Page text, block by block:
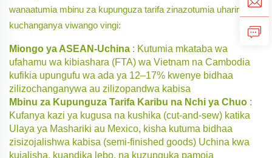
wanaatumia mbinu za kupunguza tarifa zinazotumia uhariri na
kuchanganya viwango vingi:
Miongo ya ASEAN-Uchina : Kutumia mkataba wa
ufahamu wa kibiashara (FTA) wa Vietnam na Cambodia
kufikia upungufu wa ada ya 12–17% kwenye bidhaa
zilizochanganywa au zilizopandwa kabisa
Mbinu za Kupunguza Tarifa Karibu na Nchi ya Chuo :
Kufanya kazi ya kugusa na kushika (cut-and-sew) katika
Ulaya ya Mashariki au Mexico, kisha kutuma bidhaa
zisizojalishwa kabisa (semi-finished goods) Uchina kwa
kujalisha, kuandika lebo, na kuzunguka pamoja